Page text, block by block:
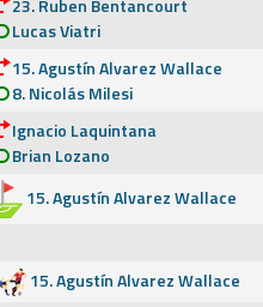
23. Ruben Bentancourt
Lucas Viatri
15. Agustín Alvarez Wallace
8. Nicolás Milesi
Ignacio Laquintana
Brian Lozano
15. Agustín Alvarez Wallace
15. Agustín Alvarez Wallace